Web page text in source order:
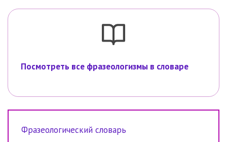
Посмотреть все фразеологизмы в словаре
Фразеологический словарь